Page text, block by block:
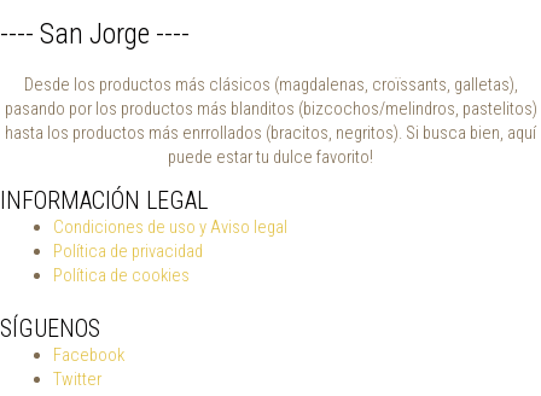
---- San Jorge ----
Desde los productos más clásicos (magdalenas, croïssants, galletas),
pasando por los productos más blanditos (bizcochos/melindros, pastelitos)
hasta los productos más enrrollados (bracitos, negritos). Si busca bien, aquí
puede estar tu dulce favorito!
INFORMACIÓN LEGAL
Condiciones de uso y Aviso legal
Política de privacidad
Política de cookies
SÍGUENOS
Facebook
Twitter